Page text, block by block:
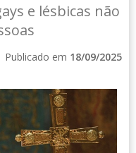
e lésbicas não
Publicado em 18/09/2025